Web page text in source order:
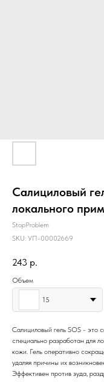
Салициловый
локального
StopProblem
SKU: УП-00002669
243 р.
Объем
15
Салициловый гель SOS - это
специально разработан для
кожи. Гель оперативно
удаляя причины их
Эффективен против зуда,